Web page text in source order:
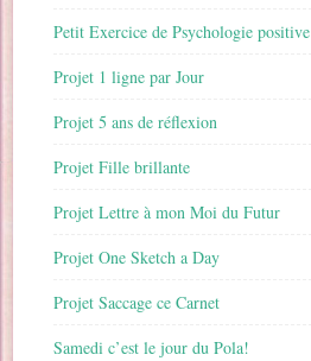
Petit Exercice de Psychologie positive
Projet 1 ligne par Jour
Projet 5 ans de réflexion
Projet Fille brillante
Projet Lettre à mon Moi du Futur
Projet One Sketch a Day
Projet Saccage ce Carnet
Samedi c’est le jour du Pola!